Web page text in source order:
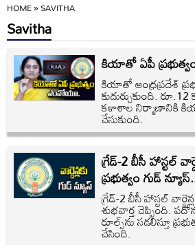
HOME»SAVITHA
Savitha
కియాతో ఏపీ
కియాతో ఆంధ్రప్రదేశ్
కుదుర్చుకుంది.
కళాశాల నిర్మాణానికి
చేసుకుంది.
గ్రేడ్-2 బీసీ హాస్టల్
ప్రభుత్వం గుడ్
గ్రేడ్-2 బీసీ హాస్టల్
శుభవార్త చెప్పింది.
రూల్స్‌ను సడలిస్తూ
చేసింది.